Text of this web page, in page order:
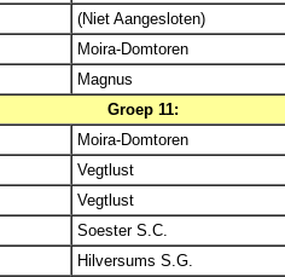
(Niet Aangesloten)
Moira-Domtoren
Magnus
Groep 11:
Moira-Domtoren
Vegtlust
Vegtlust
Soester S.C.
Hilversums S.G.